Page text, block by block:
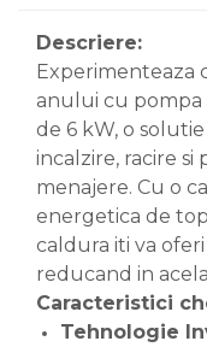
Descriere:
Experimenteaza
anului cu pompa
de 6 kW, o
incalzire, racire si
menajere. Cu o
energetica de top
caldura iti va
reducand in
Caracteristici
Tehnologie